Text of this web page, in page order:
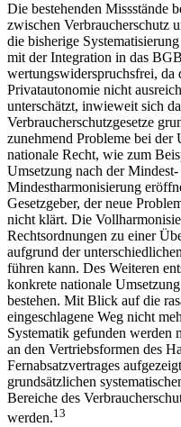
Die bestehenden Missstände
zwischen Verbraucherschutz
die bisherige
mit der Integration in das
wertungswiderspruchsfrei,
Privatautonomie nicht
unterschätzt, inwieweit sich
Verbraucherschutzgesetze
zunehmend Probleme bei
nationale Recht, wie zum
Umsetzung nach der
Mindestharmonisierung
Gesetzgeber, der neue
nicht klärt. Die
Rechtsordnungen zu einer
aufgrund der
führen kann. Des Weiteren
konkrete nationale
bestehen. Mit Blick auf die
eingeschlagene Weg nicht
Systematik gefunden werden
an den Vertriebsformen des
Fernabsatzvertrages
grundsätzlichen
Bereiche des
werden.13